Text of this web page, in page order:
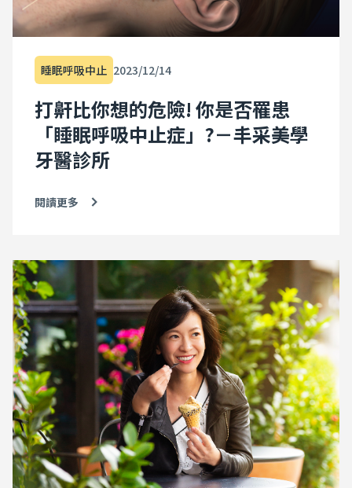
睡眠呼吸中止 2023/12/14
打鼾比你想的危險! 你是否罹患
「睡眠呼吸中止症」?－丰采美學
牙醫診所
閱讀更多